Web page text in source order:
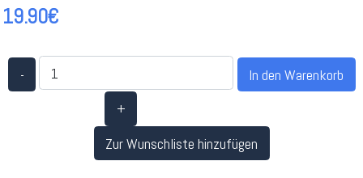
19.90€
-
+
Zur Wunschliste hinzufügen